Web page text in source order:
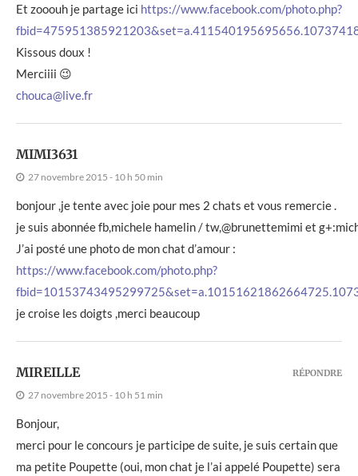
Et zooouh je partage ici https://www.facebook.com/photo.php?
Kissous doux !
Merciiii 😉
chouca@live.fr
MIMI3631
27 novembre 2015 - 10 h 50 min
bonjour ,je tente avec joie pour mes 2 chats et vous remercie .
je suis abonnée fb,michele hamelin / tw,@brunettemimi et
J’ai posté une photo de mon chat d’amour :
https://www.facebook.com/photo.php?
je croise les doigts ,merci beaucoup
MIREILLE
27 novembre 2015 - 10 h 51 min
Bonjour,
merci pour le concours je participe de suite, je suis certain que
ma petite Poupette (oui, mon chat je l’ai appelé Poupette) sera
RÉPONDRE